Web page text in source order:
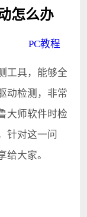
怎么办
PC教程
具，能够全
动检测，非常
大师软件时检
针对这一问
大家。